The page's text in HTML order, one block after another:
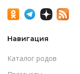
Навигация
Каталог родов